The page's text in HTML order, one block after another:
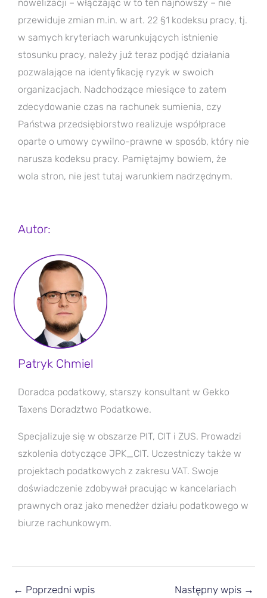
nowelizacji – włączając w to ten najnowszy – nie
przewiduje zmian m.in. w art. 22 §1 kodeksu pracy, tj.
w samych kryteriach warunkujących istnienie
stosunku pracy, należy już teraz podjąć działania
pozwalające na identyfikację ryzyk w swoich
organizacjach. Nadchodzące miesiące to zatem
zdecydowanie czas na rachunek sumienia, czy
Państwa przedsiębiorstwo realizuje współprace
oparte o umowy cywilno-prawne w sposób, który nie
narusza kodeksu pracy. Pamiętajmy bowiem, że
wola stron, nie jest tutaj warunkiem nadrzędnym.
Autor:
Patryk Chmiel
Doradca podatkowy, starszy konsultant w Gekko
Taxens Doradztwo Podatkowe.
Specjalizuje się w obszarze PIT, CIT i ZUS. Prowadzi
szkolenia dotyczące JPK_CIT. Uczestniczy także w
projektach podatkowych z zakresu VAT. Swoje
doświadczenie zdobywał pracując w kancelariach
prawnych oraz jako menedżer działu podatkowego w
biurze rachunkowym.
← Poprzedni wpis Następny wpis →